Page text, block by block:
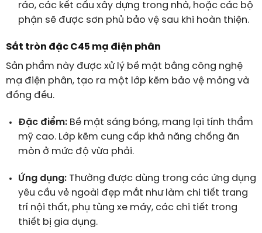
ráo, các kết cấu xây dựng trong nhà, hoặc các bộ
phận sẽ được sơn phủ bảo vệ sau khi hoàn thiện.
Sắt tròn đặc C45 mạ điện phân
Sản phẩm này được xử lý bề mặt bằng công nghệ
mạ điện phân, tạo ra một lớp kẽm bảo vệ mỏng và
đồng đều.
Đặc điểm:Bề mặt sáng bóng, mang lại tính thẩm
mỹ cao. Lớp kẽm cung cấp khả năng chống ăn
mòn ở mức độ vừa phải.
Ứng dụng:Thường được dùng trong các ứng dụng
yêu cầu vẻ ngoài đẹp mắt như làm chi tiết trang
trí nội thất, phụ tùng xe máy, các chi tiết trong
thiết bị gia dụng.